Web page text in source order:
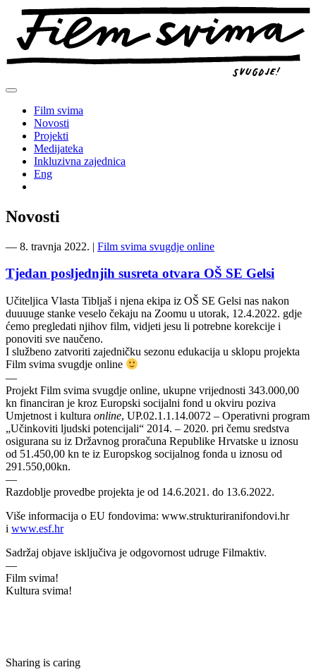
Preskoči
sadržaj
Film svima
Novosti
Projekti
Medijateka
Inkluzivna zajednica
Eng
Novosti
― 8. travnja 2022. | Film svima svugdje online
Tjedan posljednjih susreta otvara OŠ SE Gelsi
Učiteljica Vlasta Tibljaš i njena ekipa iz OŠ SE Gelsi nas nakon
duuuuge stanke veselo čekaju na Zoomu u utorak, 12.4.2022. gdje
ćemo pregledati njihov film, vidjeti jesu li potrebne korekcije i
ponoviti sve naučeno.
I službeno zatvoriti zajedničku sezonu edukacija u sklopu projekta
Film svima svugdje online
—
Projekt Film svima svugdje online, ukupne vrijednosti 343.000,00
kn financiran je kroz Europski socijalni fond u okviru poziva
Umjetnost i kultura online, UP.02.1.1.14.0072 – Operativni program
„Učinkoviti ljudski potencijali“ 2014. – 2020. pri čemu sredstva
osigurana su iz Državnog proračuna Republike Hrvatske u iznosu
od 51.450,00 kn te iz Europskog socijalnog fonda u iznosu od
291.550,00kn.
—
Razdoblje provedbe projekta je od 14.6.2021. do 13.6.2022.
Više informacija o EU fondovima: www.strukturiranifondovi.hr
i www.esf.hr
Sadržaj objave isključiva je odgovornost udruge Filmaktiv.
—
Film svima!
Kultura svima!
Sharing is caring